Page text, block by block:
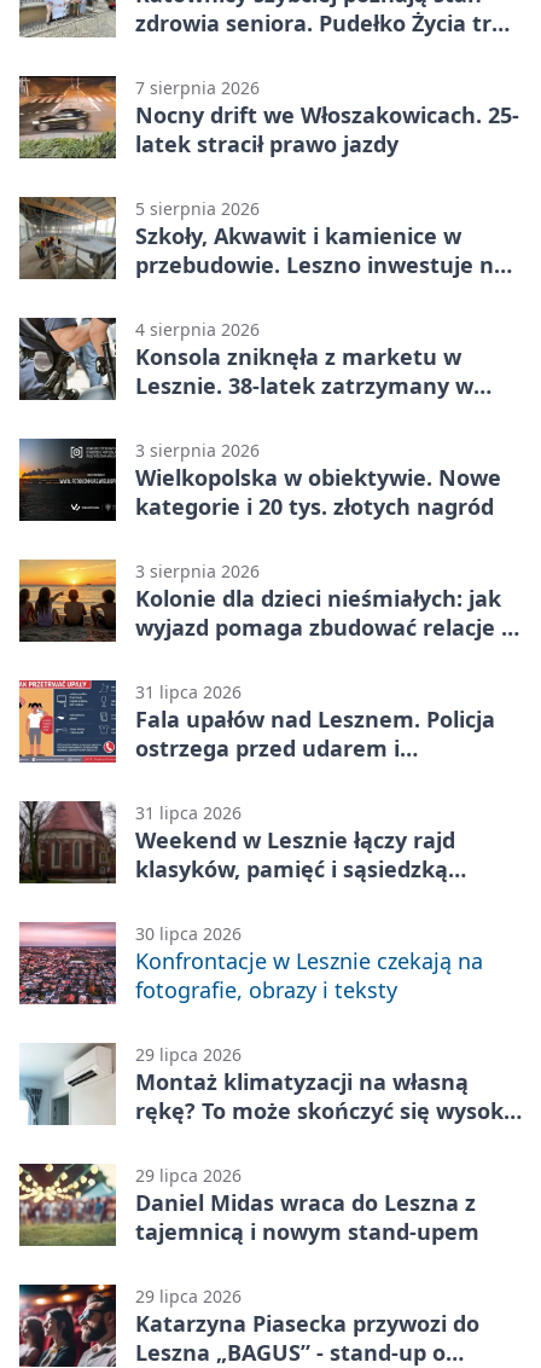
zdrowia seniora. Pudełko Życia trafi
7 sierpnia 2026
Nocny drift we Włoszakowicach. 25-
latek stracił prawo jazdy
5 sierpnia 2026
Szkoły, Akwawit i kamienice w
przebudowie. Leszno inwestuje na
4 sierpnia 2026
Konsola zniknęła z marketu w
Lesznie. 38-latek zatrzymany w
3 sierpnia 2026
Wielkopolska w obiektywie. Nowe
kategorie i 20 tys. złotych nagród
3 sierpnia 2026
Kolonie dla dzieci nieśmiałych: jak
wyjazd pomaga zbudować relacje z
31 lipca 2026
Fala upałów nad Lesznem. Policja
ostrzega przed udarem i
31 lipca 2026
Weekend w Lesznie łączy rajd
klasyków, pamięć i sąsiedzką
30 lipca 2026
Konfrontacje w Lesznie czekają na
fotografie, obrazy i teksty
29 lipca 2026
Montaż klimatyzacji na własną
rękę? To może skończyć się wysoką
29 lipca 2026
Daniel Midas wraca do Leszna z
tajemnicą i nowym stand-upem
29 lipca 2026
Katarzyna Piasecka przywozi do
Leszna „BAGUS” - stand-up o